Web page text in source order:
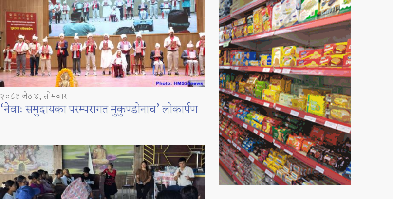
२०८३ जेठ ४, सोमबार
‘नेवाः समुदायका परम्परागत मुकुण्डोनाच’ लोकार्पण